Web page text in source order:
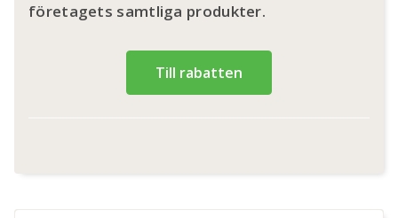
företagets samtliga produkter.
Till rabatten